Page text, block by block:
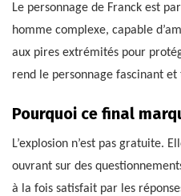
Le personnage de Franck est
homme complexe, capable
aux pires extrémités pour
rend le personnage fascinant
Pourquoi ce final
L’explosion n’est pas gratuite.
ouvrant sur des
à la fois satisfait par les